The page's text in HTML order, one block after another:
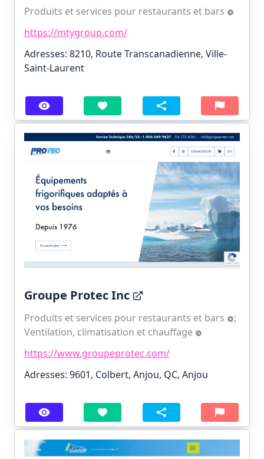
Produits et services pour restaurants et bars
https://mtygroup.com/
Adresses: 8210, Route Transcanadienne, Ville-
Saint-Laurent
Groupe Protec Inc
Produits et services pour restaurants et bars
;
Ventilation, climatisation et chauffage
https://www.groupeprotec.com/
Adresses: 9601, Colbert, Anjou, QC, Anjou